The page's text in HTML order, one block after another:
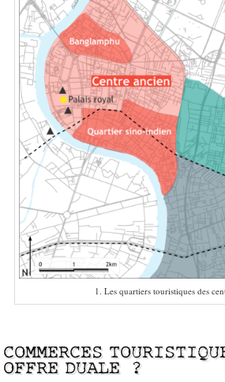
1. Les quartiers touristiques des
COMMERCES
OFFRE DUALE ?